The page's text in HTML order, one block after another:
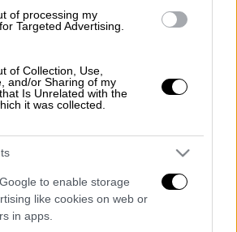
of processing my
Targeted Advertising.
of Collection, Use,
and/or Sharing of my
Is Unrelated with the
it was collected.
to enable storage
like cookies on web or
in apps.
η ιδιοκτήτρια της
της Παρασκευής (16/5), με
ήταν μόλις 13
το παρόν δεν έχει
φύλο του εμβρύου, με τις
τις κάμερες ασφαλείας
το τι έχει συμβεί.
να ανοίξουμε το μαγαζί
νεκρό έμβρυο. Ήταν πολύ